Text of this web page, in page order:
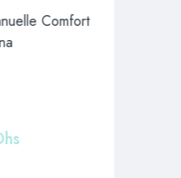
Comfort